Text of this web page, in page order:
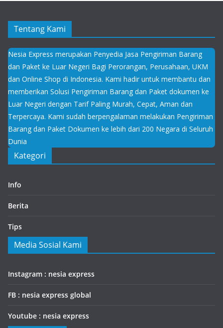
Tentang Kami
Nesia Express merupakan Penyedia Jasa Pengiriman Barang
dan Paket ke Luar Negeri Bagi Perorangan, Perusahaan, UKM
dan Online Shop di Indonesia. Kami hadir untuk membantu dan
memberikan Solusi Pengiriman Barang dan Paket dokumen ke
Luar Negeri dengan Tarif Paling Murah, Cepat, Aman dan
Terpercaya. Kami sudah berpengalaman melakukan Pengiriman
Barang dan Paket Dokumen ke lebih dari 200 Negara di Seluruh
Dunia
Kategori
Info
Berita
Tips
Media Sosial Kami
Instagram : nesia express
FB : nesia express global
Youtube : nesia express